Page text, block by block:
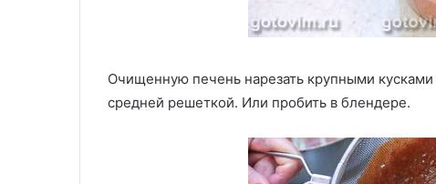
Очищенную печень нарезать крупными
средней решеткой. Или пробить в блендере.